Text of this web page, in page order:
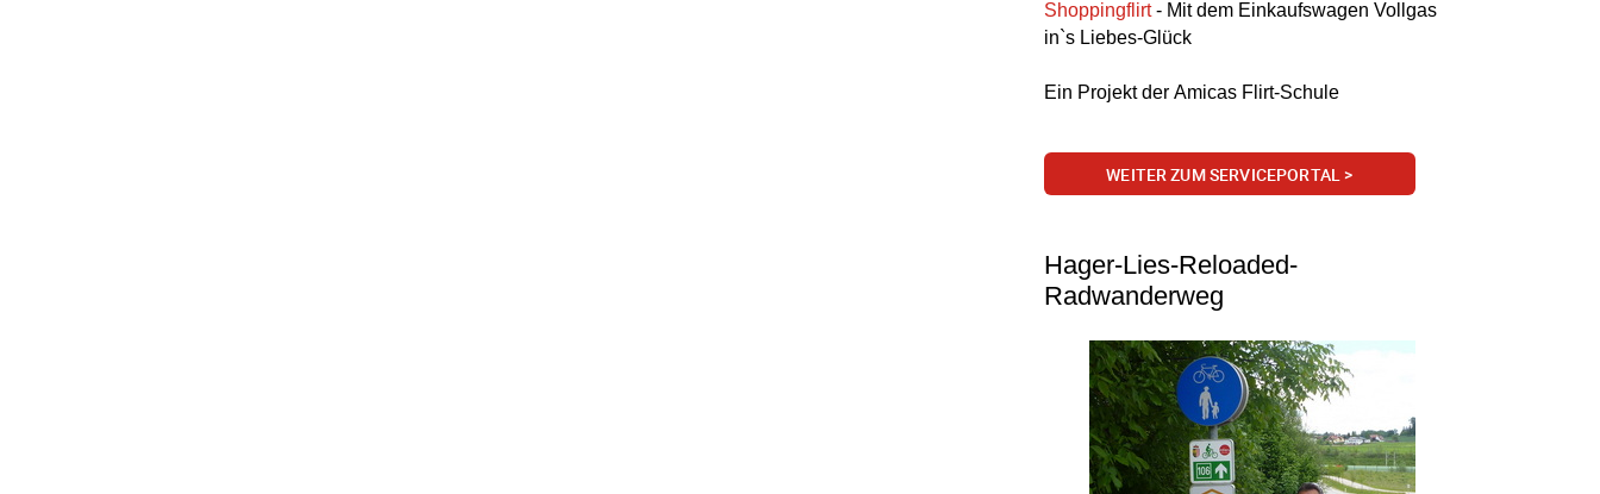
Shoppingflirt- Mit dem Einkaufswagen Vollgas
in`s Liebes-Glück
Ein Projekt der Amicas Flirt-Schule
WEITER ZUM SERVICEPORTAL >
Hager-Lies-Reloaded-
Radwanderweg